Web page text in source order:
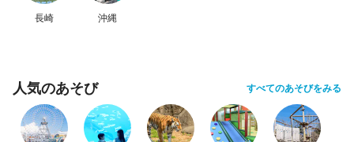
長崎 沖縄
人気のあそび すべてのあそびをみる